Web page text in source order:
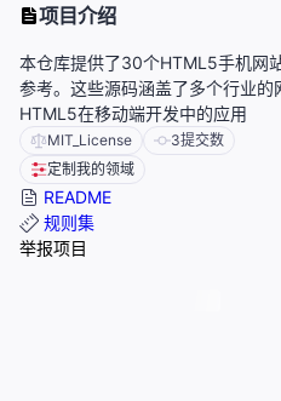
项目介绍
本仓库提供了30个HTML5手机网
参考。这些源码涵盖了多个行业
HTML5在移动端开发中的应用
MIT_License 3提交数
定制我的领域
README
规则集
举报项目